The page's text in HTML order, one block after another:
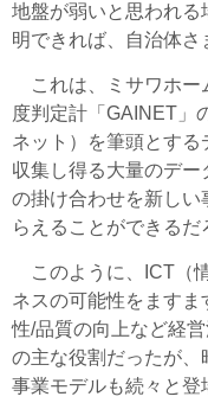
地盤が弱いと思われる
明できれば、自治体さ
これは、ミサワホー
度判定計「GAINET」
ネット）を筆頭とす
収集し得る大量のデ
の掛け合わせを新しい
らえることができるだ
このように、ICT（
ネスの可能性をます
性/品質の向上など経
の主な役割だったが
事業モデルも続々と